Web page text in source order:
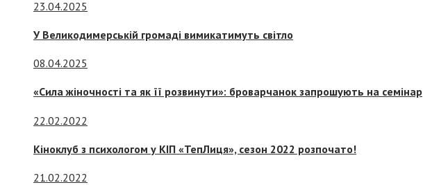
23.04.2025
У Великодимерській громаді вимикатимуть світло
08.04.2025
«Сила жіночності та як її розвинути»: броварчанок запрошують на семінар
22.02.2022
Кіноклуб з психологом у КІП «ТепЛиця», сезон 2022 розпочато!
21.02.2022